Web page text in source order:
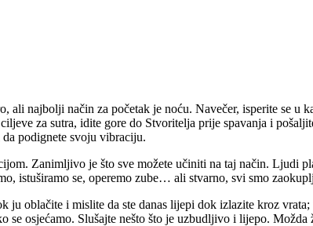
ali najbolji način za početak je noću. Navečer, isperite se u
za sutra, idite gore do Stvoritelja prije spavanja i
podignete svoju vibraciju.
Zanimljivo je što sve možete učiniti na taj način. Ljudi
istuširamo se, operemo zube… ali stvarno, svi smo
ju oblačite i mislite da ste danas lijepi dok izlazite kroz
se osjećamo. Slušajte nešto što je uzbudljivo i lijepo.